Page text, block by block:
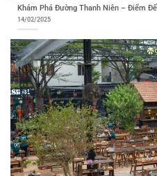
Khám Phá Đường Thanh Niên – Điểm
14/02/2025